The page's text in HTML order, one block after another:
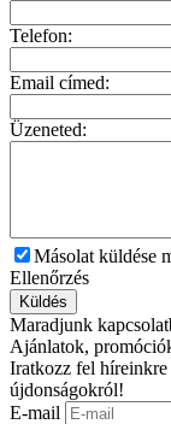
Telefon:
Email címed:
Üzeneted:
Másolat küldése
Ellenőrzés
Küldés
Maradjunk
Ajánlatok,
Iratkozz fel híreinkre
újdonságokról!
E-mail